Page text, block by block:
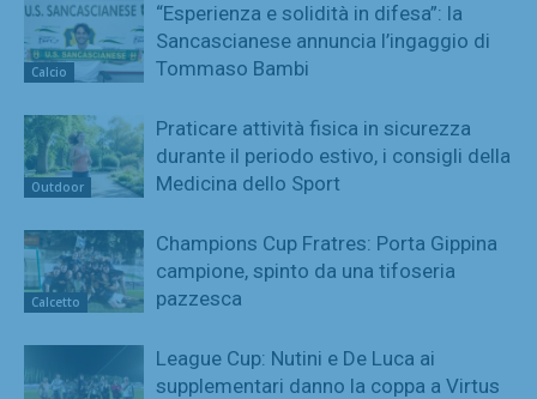
Calcio
“Esperienza e solidità in difesa”: la
Sancascianese annuncia l’ingaggio di
Tommaso Bambi
Outdoor
Praticare attività fisica in sicurezza
durante il periodo estivo, i consigli della
Medicina dello Sport
Calcetto
Champions Cup Fratres: Porta Gippina
campione, spinto da una tifoseria
pazzesca
League Cup: Nutini e De Luca ai
supplementari danno la coppa a Virtus